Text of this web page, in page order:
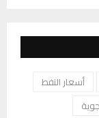
أسعار النفط